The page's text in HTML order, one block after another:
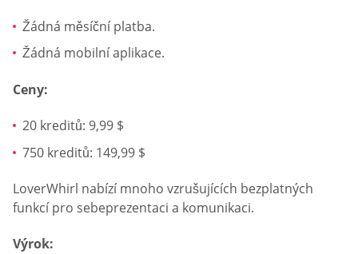
Žádná měsíční platba.
Žádná mobilní aplikace.
Ceny:
20 kreditů: 9,99 $
750 kreditů: 149,99 $
LoverWhirl nabízí mnoho vzrušujících bezplatných
funkcí pro sebeprezentaci a komunikaci.
Výrok: